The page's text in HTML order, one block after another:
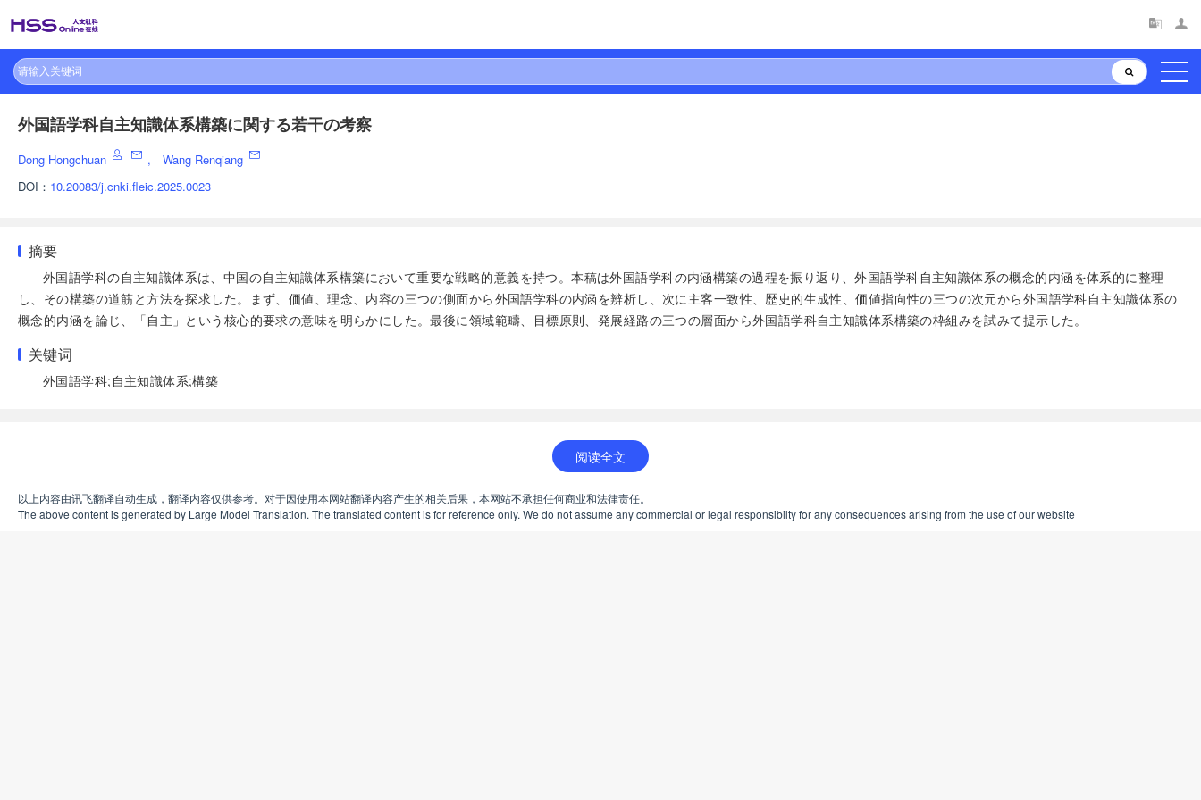
外国語学科自主知識体系構築に関する若干の考察
Dong Hongchuan ,
Wang Renqiang
DOI： 10.20083/j.cnki.fleic.2025.0023
摘要
外国語学科の自主知識体系は、中国の自主知識体系構築において重要な戦略的意義を持つ。本稿は外国語学科の内涵構築の過程を振り返り、外国語学科自主知識体系の概念的内涵を体系的に整理
し、その構築の道筋と方法を探求した。まず、価値、理念、内容の三つの側面から外国語学科の内涵を辨析し、次に主客一致性、歴史的生成性、価値指向性の三つの次元から外国語学科自主知識体系の
概念的内涵を論じ、「自主」という核心的要求の意味を明らかにした。最後に領域範疇、目標原則、発展経路の三つの層面から外国語学科自主知識体系構築の枠組みを試みて提示した。
关键词
外国語学科;自主知識体系;構築
阅读全文
以上内容由讯飞翻译自动生成，翻译内容仅供参考。对于因使用本网站翻译内容产生的相关后果，本网站不承担任何商业和法律责任。
The above content is generated by Large Model Translation. The translated content is for reference only. We do not assume any commercial or legal responsibilty for any consequences arising from the use of our website